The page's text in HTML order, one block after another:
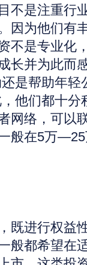
不是注重行
因为他们有
不是专业化
长并为此而
是帮助年
他们都十
网络，可以
般在5万
进行权益
般都希望在